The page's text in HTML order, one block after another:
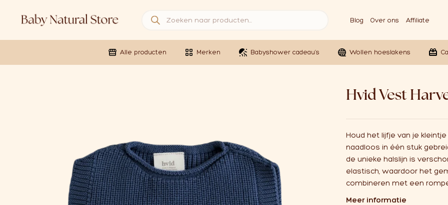
Blog
Over ons Affiliate
Alle producten Merken Babyshower cadeau’s Wollen hoeslakens
Hvid Vest
Houd het lijfje van je
naadloos in één stuk
de unieke halslijn is
elastisch, waardoor het
combineren met een
Meer informatie